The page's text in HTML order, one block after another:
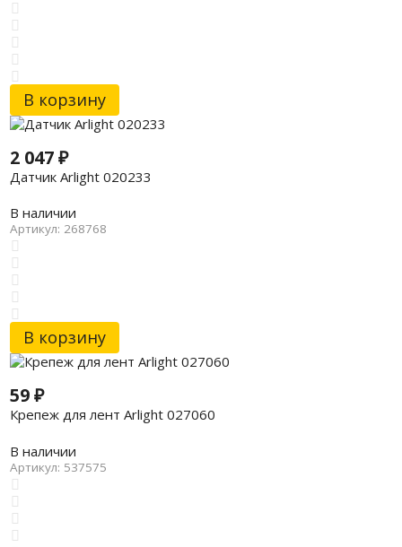
В корзину
2 047₽
Датчик Arlight 020233
В наличии
Артикул: 268768
В корзину
59₽
Крепеж для лент Arlight 027060
В наличии
Артикул: 537575